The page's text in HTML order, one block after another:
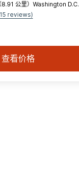
公里）Washington D.C.
reviews)
查看价格